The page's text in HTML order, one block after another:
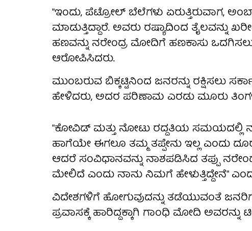
"ಇಂದು, ಪೆಟ್ರೋಲ್ ಬೆಲೆಗಳು ಏರುತ್ತಿರುವಾಗ,
ಮಾಡುತ್ತಿದ್ದಾರೆ. ಅವರು ರಷ್ಯಾದಿಂದ ತೈಲವನ್ನು
ಹಣವನ್ನು ನರೇಂದ್ರ ಮೋದಿಗೆ ಹಣಕಾಸು
ಆರೋಪಿಸಿದರು.
ಮುಂಬರುವ ಬಿಕ್ಕಟ್ಟಿನಿಂದ ಜನರನ್ನು ರಕ್ಷಿಸಲು
ಹೇಳಿದರು, ಅದರ ಪರಿಣಾಮ ಎರಡು ಮೂರು
"ಕೋವಿಡ್ ಮತ್ತು ನೋಟು ರದ್ದತಿಯ ಸಮಯದಲ್ಲಿ
ಹಾಗೆಯೇ ಈಗಲೂ ತಮ್ಮ ತಪ್ಪೇನು ಇಲ್ಲ ಎಂದು
ಆದರೆ ಸಂವಿಧಾನವನ್ನು ನಾಶಪಡಿಸಿದ ತಪ್ಪು
ಮೇಲಿದೆ ಎಂದು ನಾನು ನಿಮಗೆ ಹೇಳುತ್ತಿದ್ದೇನೆ"
ವಿದೇಶಗಳಿಗೆ ಹೋಗುವುದನ್ನು ತಡೆಯುವಂತೆ
ಪ್ರವಾಸಕ್ಕೆ ಹಾರಿದ್ದಕ್ಕಾಗಿ ಗಾಂಧಿ ಮೋದಿ ಅವರನ್ನು